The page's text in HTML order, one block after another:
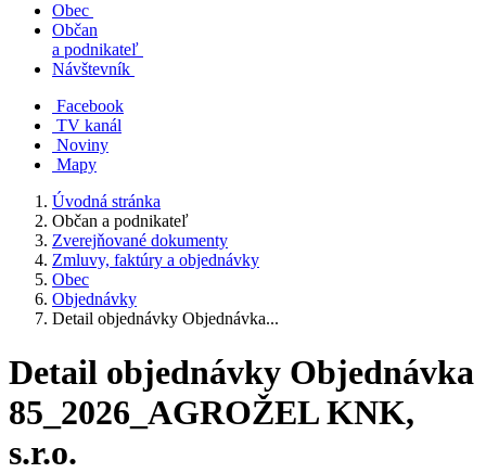
Obec
Občan
a podnikateľ
Návštevník
Facebook
TV kanál
Noviny
Mapy
Úvodná stránka
Občan a podnikateľ
Zverejňované dokumenty
Zmluvy, faktúry a objednávky
Obec
Objednávky
Detail objednávky Objednávka...
Detail objednávky Objednávka
85_2026_AGROŽEL KNK,
s.r.o.